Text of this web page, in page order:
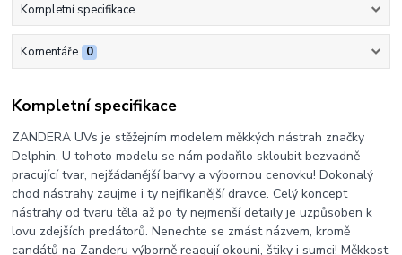
Kompletní specifikace
Komentáře 0
Kompletní specifikace
ZANDERA UVs je stěžejním modelem měkkých nástrah značky
Delphin. U tohoto modelu se nám podařilo skloubit bezvadně
pracující tvar, nejžádanější barvy a výbornou cenovku! Dokonalý
chod nástrahy zaujme i ty nejfikanější dravce. Celý koncept
nástrahy od tvaru těla až po ty nejmenší detaily je uzpůsoben k
lovu zdejších predátorů. Nenechte se zmást názvem, kromě
candátů na Zanderu výborně reagují okouni, štiky i sumci! Měkkost